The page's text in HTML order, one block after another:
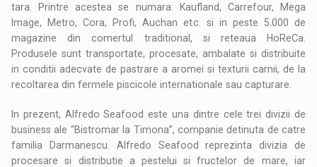
tara. Printre acestea se numara: Kaufland, Carrefour, Mega
Image, Metro, Cora, Profi, Auchan etc. si in peste 5.000 de
magazine din comertul traditional, si reteaua HoReCa.
Produsele sunt transportate, procesate, ambalate si distribuite
in conditii adecvate de pastrare a aromei si texturii carnii, de la
recoltarea din fermele piscicole internationale sau capturare.
In prezent, Alfredo Seafood este una dintre cele trei divizii de
business ale “Bistromar la Timona”, companie detinuta de catre
familia Darmanescu. Alfredo Seafood reprezinta divizia de
procesare si distributie a pestelui si fructelor de mare, iar